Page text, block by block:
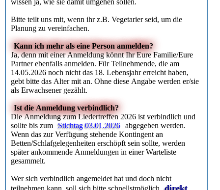
Bitte teilt uns mit, wenn ihr z.B. Vegetarier seid, um die
Planung zu vereinfachen.
Kann ich mehr als eine Person anmelden?
Ja, denn mit einer Anmeldung könnt Ihr Eure Familie/Eure
Partner ebenfalls anmelden. Für Teilnehmende, die am
14.05.2026 noch nicht das 18. Lebensjahr erreicht haben,
gebt bitte das Alter mit an. Ohne diese Angabe werden er/sie
als Erwachsener gezählt.
Ist die Anmeldung verbindlich?
Die Anmeldung zum Liedertreffen 2026 ist verbindlich und
sollte bis zum Stichtag 03.01.2026 abgegeben werden.
Wenn das zur Verfügung stehende Kontingent an
Betten/Schlafgelegenheiten erschöpft sein sollte, werden
später ankommende Anmeldungen in einer Warteliste
gesammelt.
Wer sich verbindlich angemeldet hat und doch nicht
teilnehmen kann, soll sich bitte schnellstmöglich
direkt